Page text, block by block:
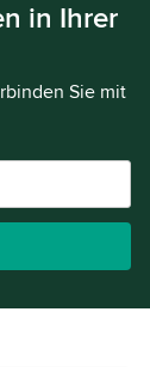
in Ihrer
Sie mit